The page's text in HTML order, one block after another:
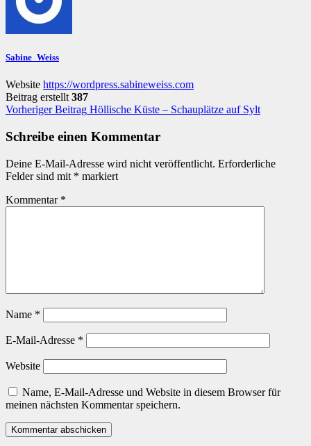
Sabine_Weiss
Website https://wordpress.sabineweiss.com
Beitrag erstellt 387
Beitragsnavigation
Vorheriger Beitrag Höllische Küste – Schauplätze auf Sylt
Schreibe einen Kommentar
Deine E-Mail-Adresse wird nicht veröffentlicht. Erforderliche
Felder sind mit * markiert
Kommentar *
Name *
E-Mail-Adresse *
Website
Name, E-Mail-Adresse und Website in diesem Browser für
meinen nächsten Kommentar speichern.
Kommentar abschicken